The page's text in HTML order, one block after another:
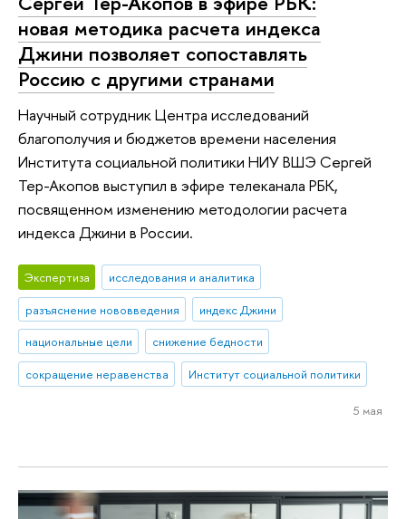
новая методика расчета индекса
Джини позволяет сопоставлять
Россию с другими странами
Научный сотрудник Центра исследований
благополучия и бюджетов времени населения
Института социальной политики НИУ ВШЭ Сергей
Тер-Акопов выступил в эфире телеканала РБК,
посвященном изменению методологии расчета
индекса Джини в России.
Экспертиза
исследования и аналитика
разъяснение нововведения
индекс Джини
национальные цели
снижение бедности
сокращение неравенства
Институт социальной политики
5 мая